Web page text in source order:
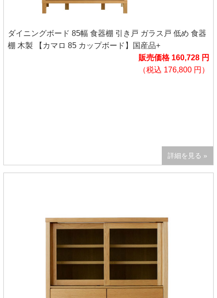
ダイニングボード 85幅 食器棚 引き戸 ガラス戸 低め 食器
棚 木製 【カマロ 85 カップボード】国産品+
販売価格 160,728 円
（税込 176,800 円）
詳細を見る »